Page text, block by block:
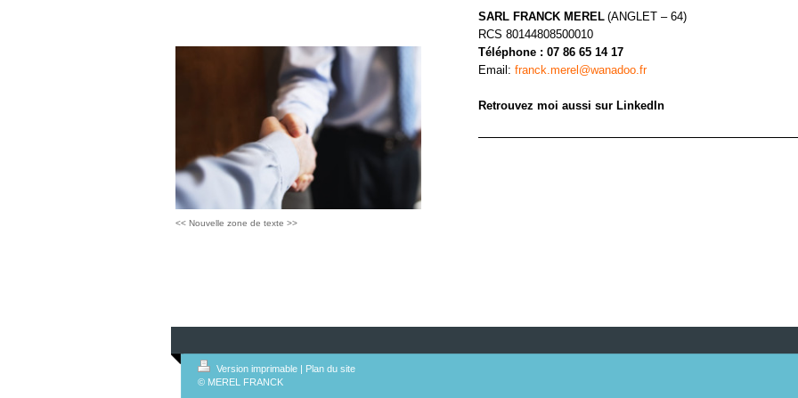
<< Nouvelle zone de texte >>
SARL FRANCK MEREL (ANGLET – 64)
RCS 80144808500010
Téléphone : 07 86 65 14 17
Email: franck.merel@wanadoo.fr
Retrouvez moi aussi sur LinkedIn
Version imprimable | Plan du site
© MEREL FRANCK